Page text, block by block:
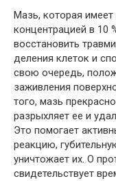
Мазь, которая имеет
концентрацией в 10
восстановить
деления клеток и
свою очередь,
заживления
того, мазь
разрыхляет ее и
Это помогает
реакцию,
уничтожает их. О
свидетельствует